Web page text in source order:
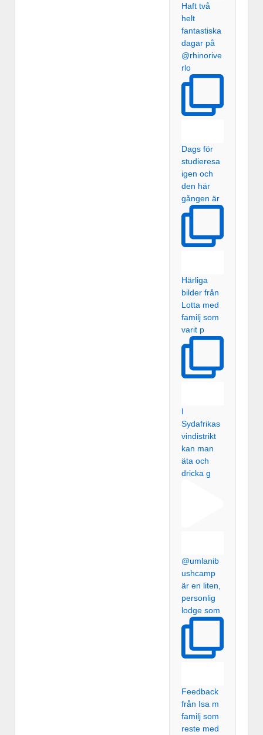
Haft två
helt
fantastiska
dagar på
@rhinorive
rlo
Dags för
studieresa
igen och
den här
gången är
Härliga
bilder från
Lotta med
familj som
varit p
I
Sydafrikas
vindistrikt
kan man
äta och
dricka g
@umlanib
ushcamp
är en liten,
personlig
lodge som
Feedback
från Isa m
familj som
reste med